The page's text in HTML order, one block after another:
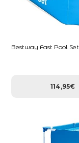
Bestway Fast Pool
114,95€